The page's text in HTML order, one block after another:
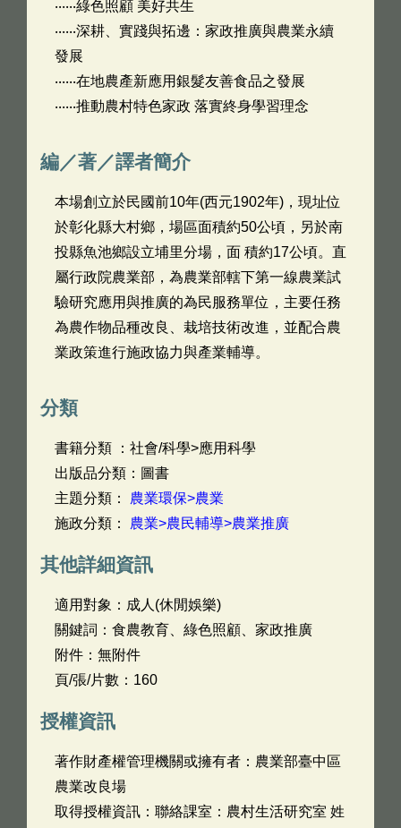
‧‧‧‧‧‧綠色照顧 美好共生
‧‧‧‧‧‧深耕、實踐與拓邊：家政推廣與農業永續
發展
‧‧‧‧‧‧在地農產新應用銀髮友善食品之發展
‧‧‧‧‧‧推動農村特色家政 落實終身學習理念
編／著／譯者簡介
本場創立於民國前10年(西元1902年)，現址位
於彰化縣大村鄉，場區面積約50公頃，另於南
投縣魚池鄉設立埔里分場，面 積約17公頃。直
屬行政院農業部，為農業部轄下第一線農業試
驗研究應用與推廣的為民服務單位，主要任務
為農作物品種改良、栽培技術改進，並配合農
業政策進行施政協力與產業輔導。
分類
書籍分類 ：社會/科學>應用科學
出版品分類：圖書
主題分類： 農業環保>農業
施政分類： 農業>農民輔導>農業推廣
其他詳細資訊
適用對象：成人(休閒娛樂)
關鍵詞：食農教育、綠色照顧、家政推廣
附件：無附件
頁/張/片數：160
授權資訊
著作財產權管理機關或擁有者：農業部臺中區
農業改良場
取得授權資訊：聯絡課室：農村生活研究室 姓